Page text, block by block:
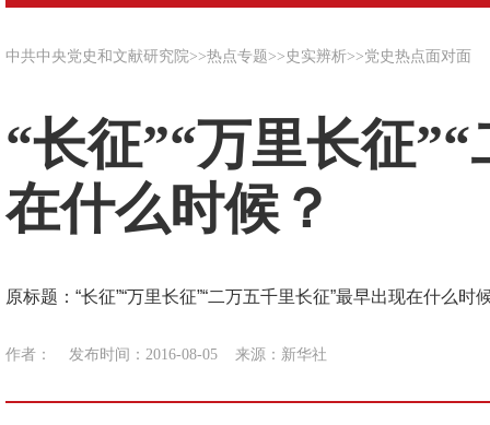
中共中央党史和文献研究院>>热点专题>> 史实辨析>>党史热点面对面
“长征”“万里长征
在什么时候？
原标题：“长征”“万里长征”“二万五千里长征”最早出现在什么时
作者： 发布时间：2016-08-05 来源： 新华社